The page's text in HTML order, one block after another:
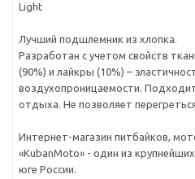
Light
Лучший подшлемник из хлопка.
Разработан с учетом свойств
(90%) и лайкры (10%) –
воздухопроницаемости.
отдыха. Не позволяет
Интернет-магазин питбайков,
«KubanMoto» - один из
юге России.